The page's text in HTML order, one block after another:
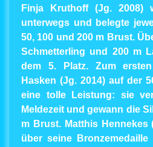
Finja Kruthoff (Jg. 2008)
unterwegs und belegte
50, 100 und 200 m Brust.
Schmetterling und 200 m
dem 5. Platz. Zum
Hasken (Jg. 2014) auf der
eine tolle Leistung: sie
Meldezeit und gewann die
m Brust. Matthis Hennekes
über seine